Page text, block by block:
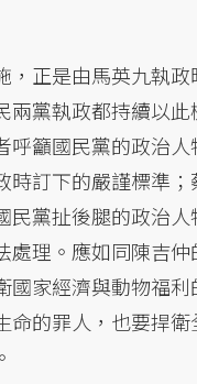
，正是由馬英九執
兩黨執政都持續以
呼籲國民黨的政治
時訂下的嚴謹標準
民黨扯後腿的政治
處理。應如同陳吉
國家經濟與動物福
命的罪人，也要捍